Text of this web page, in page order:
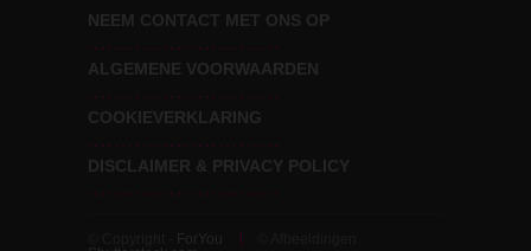
Wat voor leider wil jij
zijn?
NEEM CONTACT MET ONS OP
ALGEMENE VOORWAARDEN
COOKIEVERKLARING
DISCLAIMER & PRIVACY POLICY
ForYou